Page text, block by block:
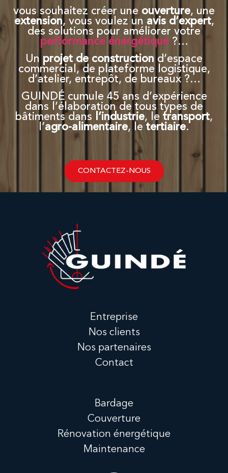
vous souhaitez créer une ouverture, une
extension, vous voulez un avis d’expert,
des solutions pour améliorer votre
performance énergétique?…
Un projet de construction d’espace
commercial, de plateforme logistique,
d’atelier, entrepôt, de bureaux ?…
GUINDÉ cumule 45 ans d’expérience
dans l’élaboration de tous types de
bâtiments dans
l’industrie, le transport,
l’agro-alimentaire, le tertiaire.
CONTACTEZ-NOUS
Entreprise
Nos clients
Nos partenaires
Contact
Bardage
Couverture
Rénovation énergétique
Maintenance